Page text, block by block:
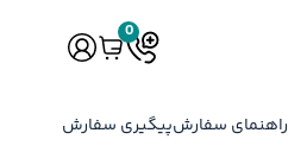
0
راهنمای سفارشپیگیری سفارش